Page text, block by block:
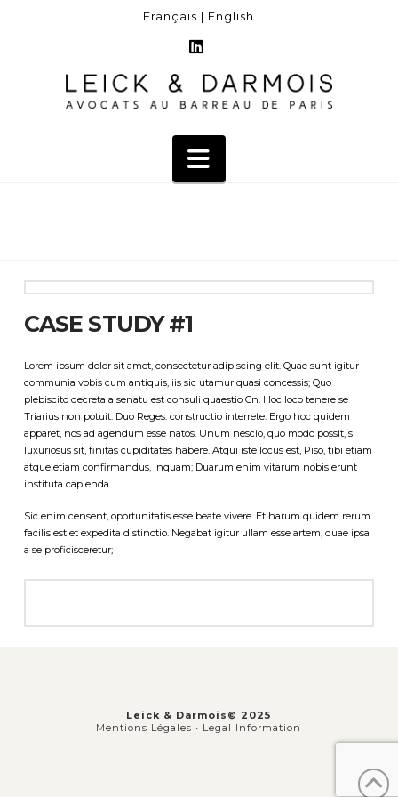
Français | English
LinkedIn
Navigation
CASE STUDY #1
Lorem ipsum dolor sit amet, consectetur adipiscing elit. Quae sunt igitur
communia vobis cum antiquis, iis sic utamur quasi concessis; Quo
plebiscito decreta a senatu est consuli quaestio Cn. Hoc loco tenere se
Triarius non potuit. Duo Reges: constructio interrete. Ergo hoc quidem
apparet, nos ad agendum esse natos. Unum nescio, quo modo possit, si
luxuriosus sit, finitas cupiditates habere. Atqui iste locus est, Piso, tibi etiam
atque etiam confirmandus, inquam; Duarum enim vitarum nobis erunt
instituta capienda.
Sic enim censent, oportunitatis esse beate vivere. Et harum quidem rerum
facilis est et expedita distinctio. Negabat igitur ullam esse artem, quae ipsa
a se proficisceretur;
Leick & Darmois© 2025
Mentions Légales • Legal Information